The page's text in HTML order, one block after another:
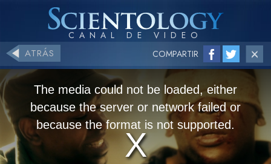
ATRÁS COMPARTIR
The media could not be loaded, either
because the server or network failed or
because the format is not supported.